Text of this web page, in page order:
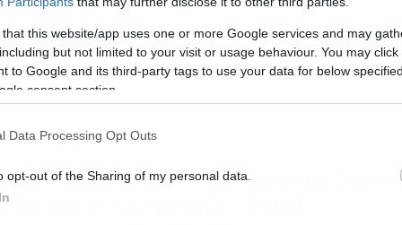
that this website/app uses one or more Google services and may
but not limited to your visit or usage behaviour. You may
to Google and its third-party tags to use your data for below
consent section.
Data Processing Opt Outs
opt-out of the Sharing of my personal data.
θέρετρο της Ρωσίας. Ενώ βρίσκονταν στις πλαγιές
θέρετρου Sheregesh στις 21 Δεκεμβρίου στην περιοχή
της Ρωσίας, οι δύο σκιέρ χτυπήθηκαν από
Μέσω της κάμερας που είχε τοποθετημένη στο
του ένας εκ των δύο σκιέρ, καταγράφηκε […]
δεκάδες άδεια μπουκάλια Coca
Δείτε τι έφτιαξε… (Vid)